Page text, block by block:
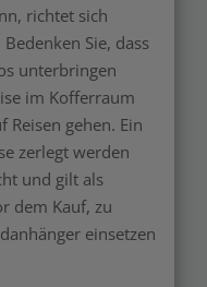
richtet sich
Sie, dass
unterbringen
im Kofferraum
Reisen gehen. Ein
zerlegt werden
und gilt als
dem Kauf, zu
einsetzen